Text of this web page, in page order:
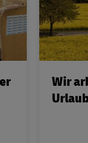
Wir